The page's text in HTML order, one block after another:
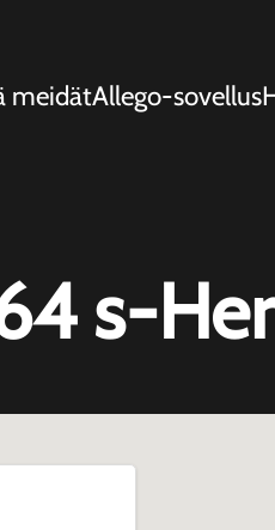
meidätAllego-sovellus
s-